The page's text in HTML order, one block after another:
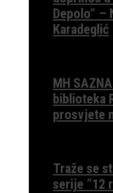
Depolo“ –
Karadeglić
MH
biblioteka
prosvjete
Traže se
serije ”12